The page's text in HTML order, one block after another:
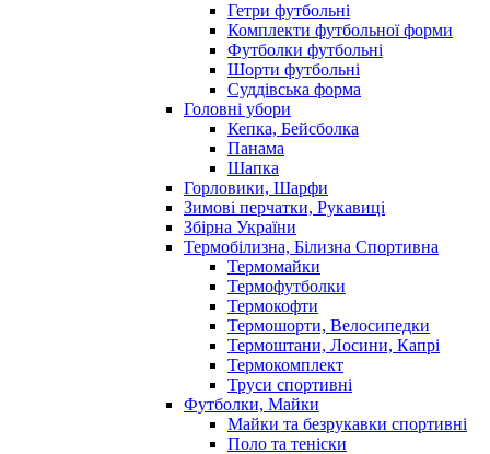
Гетри футбольні
Комплекти футбольної форми
Футболки футбольні
Шорти футбольні
Суддівська форма
Головні убори
Кепка, Бейсболка
Панама
Шапка
Горловики, Шарфи
Зимові перчатки, Рукавиці
Збірна України
Термобілизна, Білизна Спортивна
Термомайки
Термофутболки
Термокофти
Термошорти, Велосипедки
Термоштани, Лосини, Капрі
Термокомплект
Труси спортивні
Футболки, Майки
Майки та безрукавки спортивні
Поло та теніски